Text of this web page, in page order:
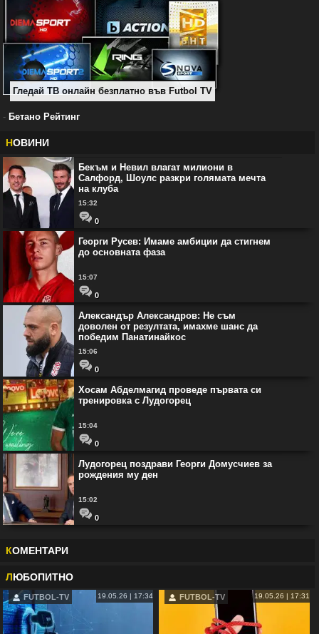
Гледай ТВ онлайн безплатно във Futbol TV
- Бетано Рейтинг
НОВИНИ
Бекъм и Невил влагат милиони в
Салфорд, Шоулс разкри голямата мечта
на клуба
15:32
0
Георги Русев: Имаме амбиции да стигнем
до основната фаза
15:07
0
Александър Александров: Не съм
доволен от резултата, имахме шанс да
победим Панатинайкос
15:06
0
Хосам Абделмагид проведе първата си
тренировка с Лудогорец
15:04
0
Лудогорец поздрави Георги Домусчиев за
рождения му ден
15:02
0
КОМЕНТАРИ
ЛЮБОПИТНО
FUTBOL-TV 19.05.26 | 17:34 FUTBOL-TV 19.05.26 | 17:31